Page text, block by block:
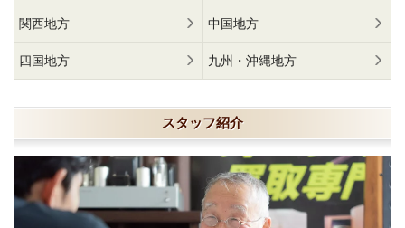
関西地方 中国地方
四国地方 九州・沖縄地方
スタッフ紹介